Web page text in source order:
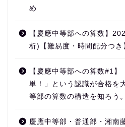
め
【慶應中等部への算数】
析)【難易度・時間配分つき
【慶應中等部への算数#1】
単！」という認識が合格を
等部の算数の構造を知ろう。
慶應中等部・普通部・湘南